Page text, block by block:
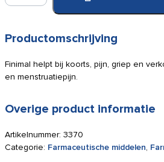
aantal
Productomschrijving
Finimal helpt bij koorts, pijn, griep en
en menstruatiepijn.
Overige product informatie
Artikelnummer: 3370
Categorie: Farmaceutische middelen,